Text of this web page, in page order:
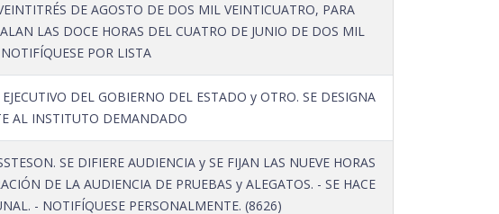
DE AGOSTO DE DOS MIL VEINTICUATRO, PARA
LAS DOCE HORAS DEL CUATRO DE JUNIO DE DOS MIL
POR LISTA
DEL GOBIERNO DEL ESTADO y OTRO. SE DESIGNA
AL INSTITUTO DEMANDADO
SE DIFIERE AUDIENCIA y SE FIJAN LAS NUEVE HORAS
DE LA AUDIENCIA DE PRUEBAS y ALEGATOS. - SE HACE
- NOTIFÍQUESE PERSONALMENTE. (8626)